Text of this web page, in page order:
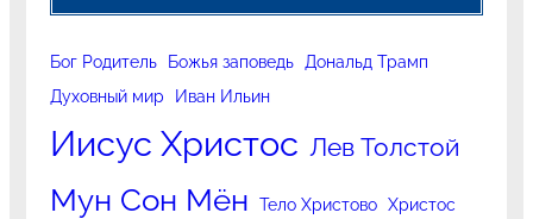
Бог Родитель Божья заповедь
Дональд Трамп
Духовный мир
Иван Ильин
Иисус Христос Лев Толстой
Мун Сон Мён Тело Христово Христос